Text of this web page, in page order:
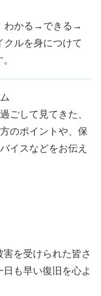
わかる→できる→
クルを身につけて
ごして見てきた、
のポイントや、保
イスなどをお伝え
を受けられた皆さ
も早い復旧を心よ